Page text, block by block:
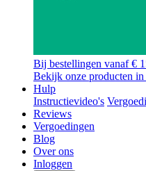
Bij bestellingen vanaf €
Bekijk onze producten in
Hulp
Instructievideo's
Reviews
Vergoedingen
Blog
Over ons
Inloggen